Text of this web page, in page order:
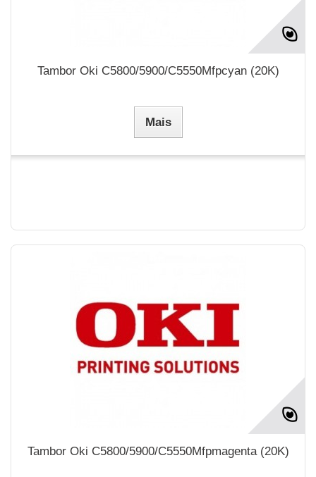
Tambor Oki C5800/5900/C5550Mfpcyan (20K)
Mais
Tambor Oki C5800/5900/C5550Mfpmagenta (20K)